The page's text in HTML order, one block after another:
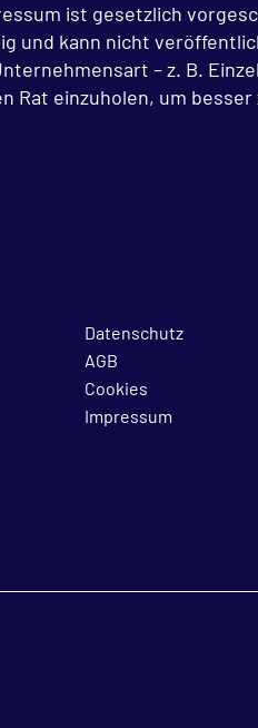
ist gesetzlich
und kann nicht
– z. B.
Rat einzuholen, um
Datenschutz
AGB
Cookies
Impressum